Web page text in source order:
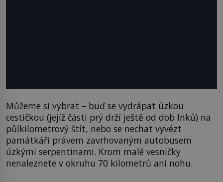
Můžeme si vybrat – buď se vydrápat úzkou
cestičkou (jejíž části prý drží ještě od dob Inků) na
půlkilometrový štít, nebo se nechat vyvézt
památkáři právem zavrhovaným autobusem
úzkými serpentinami. Krom malé vesničky
nenaleznete v okruhu 70 kilometrů ani nohu.